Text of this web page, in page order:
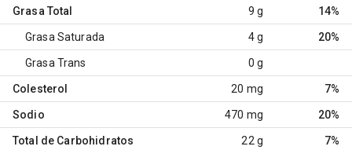
Grasa Total 9 g 14%
Grasa Saturada 4 g 20%
Grasa Trans 0 g
Colesterol 20 mg 7%
Sodio 470 mg 20%
Total de Carbohidratos 22 g 7%